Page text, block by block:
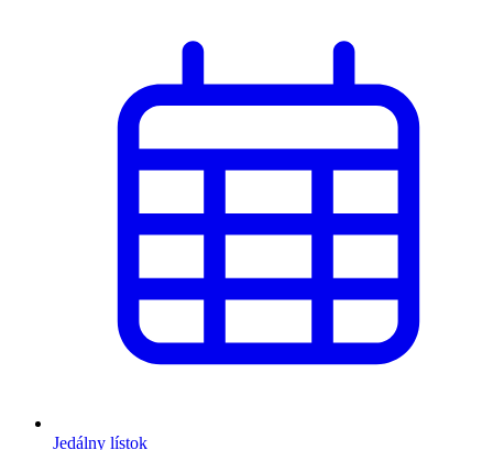
Jedálny lístok